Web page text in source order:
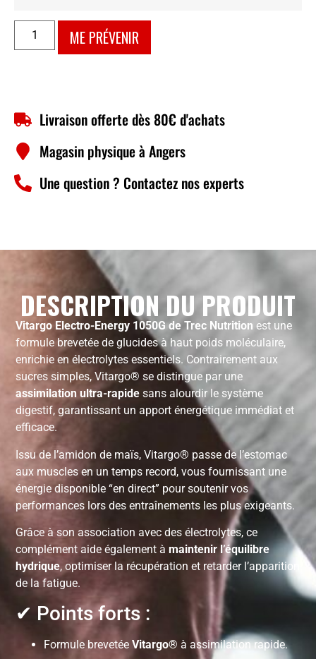
ME PRÉVENIR
Livraison offerte dès 80€ d'achats
Magasin physique à Angers
Une question ? Contactez nos experts
DESCRIPTION DU PRODUIT
Vitargo Electro-Energy 1050G de Trec Nutrition est une
formule brevetée de glucides à haut poids moléculaire,
enrichie en électrolytes essentiels. Contrairement aux
sucres simples, Vitargo® se distingue par une
assimilation ultra-rapide sans alourdir le système
digestif, garantissant un apport énergétique immédiat et
efficace.
Issu de l’amidon de maïs, Vitargo® passe de l’estomac
aux muscles en un temps record, vous fournissant une
énergie disponible “en direct” pour soutenir vos
performances lors des entraînements les plus exigeants.
Grâce à son association avec des électrolytes, ce
complément aide également àmaintenir l’équilibre
hydrique, optimiser la récupération et retarder l’apparition
de la fatigue.
✔ Points forts :
Formule brevetéeVitargo® à assimilation rapide.